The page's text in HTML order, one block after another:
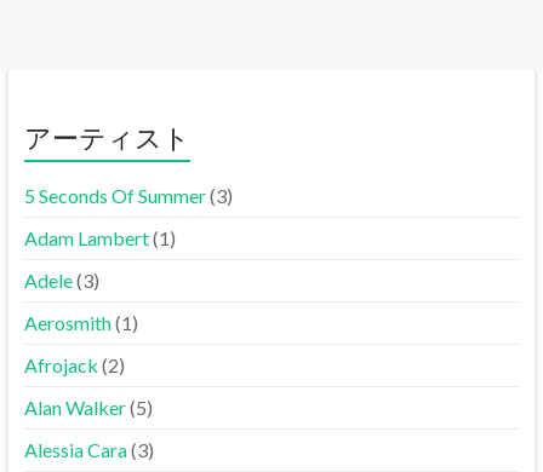
アーティスト
5 Seconds Of Summer(3)
Adam Lambert(1)
Adele(3)
Aerosmith(1)
Afrojack (2)
Alan Walker(5)
Alessia Cara(3)